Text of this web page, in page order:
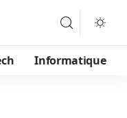
Informatique